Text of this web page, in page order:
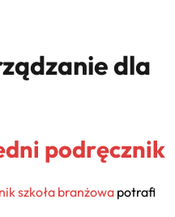
dla
podręcznik
szkoła branżowa potrafi